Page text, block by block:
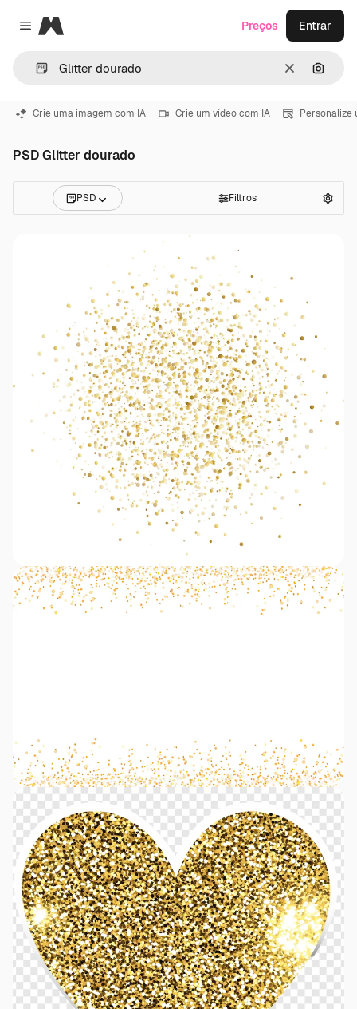
Close menu
Magnific
Limpar
Preços Entrar
Crie uma imagem com IA Crie um vídeo com IA Personalize
PSD Glitter dourado
PSD Filtros